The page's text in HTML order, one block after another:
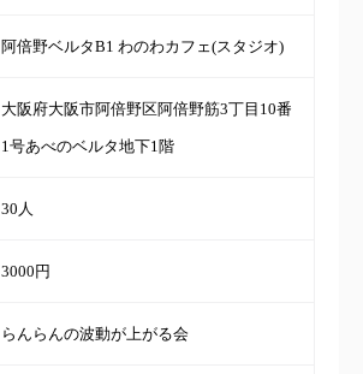
阿倍野ベルタB1 わのわカフェ(スタジオ)
大阪府大阪市阿倍野区阿倍野筋3丁目10番
1号あべのベルタ地下1階
30人
3000円
らんらんの波動が上がる会